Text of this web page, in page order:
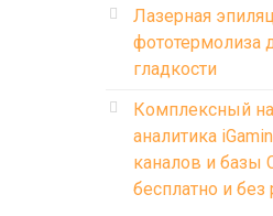
Лазерная
фототермолиза
гладкости
Комплексный
аналитика
каналов и базы
бесплатно и без